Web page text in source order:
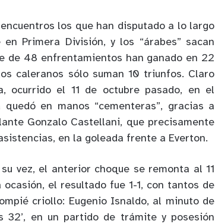
los que han disputado a lo largo
Primera División, y los “árabes” sacan
de 48 enfrentamientos han ganado en 22
caleranos sólo suman 10 triunfos. Claro
ocurrido el 11 de octubre pasado, en el
quedó en manos “cementeras”, gracias a
Gonzalo Castellani, que precisamente
en la goleada frente a Everton.
vez, el anterior choque se remonta al 11
el resultado fue 1-1, con tantos de
criollo: Eugenio Isnaldo, al minuto de
32’, en un partido de trámite y posesión